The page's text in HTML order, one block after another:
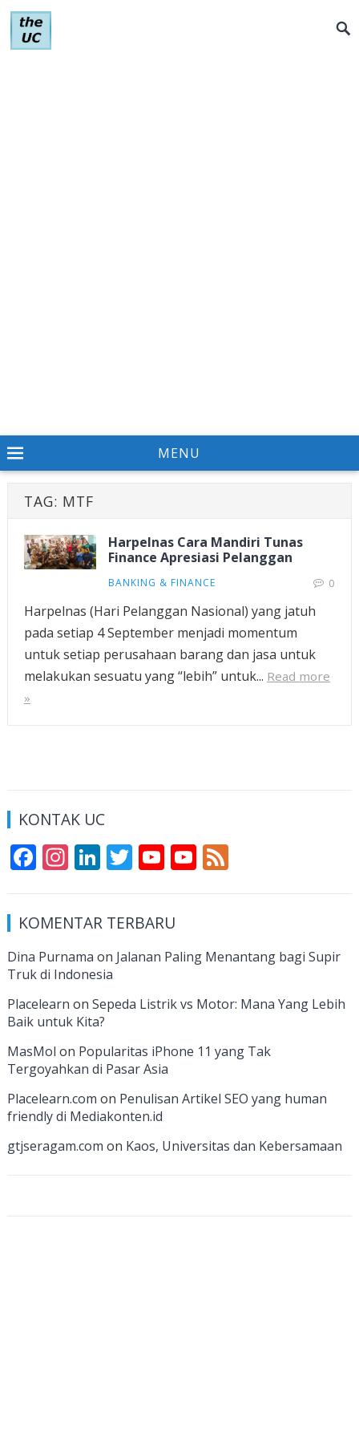
MENU
TAG: MTF
Harpelnas Cara Mandiri Tunas
Finance Apresiasi Pelanggan
BANKING & FINANCE 0
Harpelnas (Hari Pelanggan Nasional) yang jatuh
pada setiap 4 September menjadi momentum
untuk setiap perusahaan barang dan jasa untuk
melakukan sesuatu yang “lebih” untuk... Read more
»
KONTAK UC
F
e
b
o
o
k
In
a
gr
a
m
Li
k
e
dI
n
T
itt
er
Y
u
T
u
e
Y
u
e
h
a
n
n
F
KOMENTAR TERBARU
Dina Purnama on Jalanan Paling Menantang bagi Supir
Truk di Indonesia
Placelearn on Sepeda Listrik vs Motor: Mana Yang Lebih
Baik untuk Kita?
MasMol on Popularitas iPhone 11 yang Tak
Tergoyahkan di Pasar Asia
Placelearn.com on Penulisan Artikel SEO yang human
friendly di Mediakonten.id
gtjseragam.com on Kaos, Universitas dan Kebersamaan